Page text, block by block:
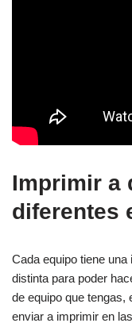
Imprimir a
diferentes
Cada equipo tiene
distinta para poder
de equipo que
enviar a imprimir en